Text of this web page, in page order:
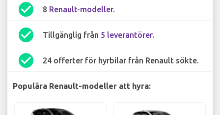
check_circle 8 Renault-modeller.
check_circle Tillgänglig från 5 leverantörer.
check_circle 24 offerter för hyrbilar från Renault sökte.
Populära Renault-modeller att hyra: